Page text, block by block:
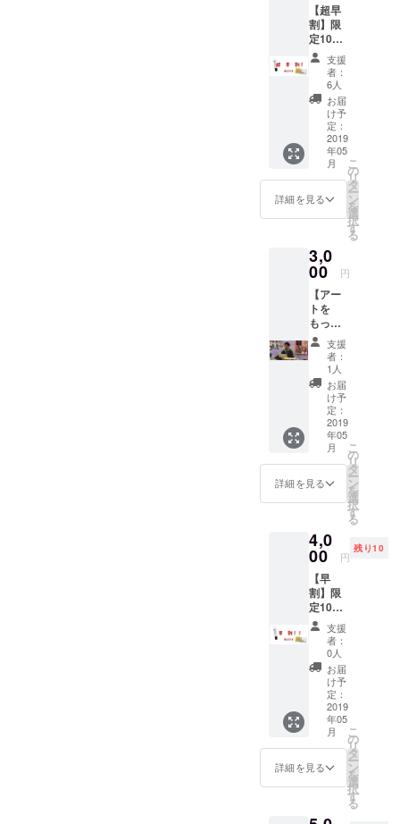
【超早
割】限
定10
名！ 〇
お礼の
メール
〇オリ
ジナル
トート
バッグ
natural
hearth
fabric
ポイン
ト保湿
（13g）
〇
natural
hearth
fabric
コール
ドプロ
セス
ソープ
（80g）
※メール
便の発
送とな
りま
す！
支援
者：
6人
お届
け予
定：
2019
年05
月
詳細を見る
こ
の
リ
タ
ー
ン
を
選
択
す
る
3,0
00 円
【アー
トを
もっと
身近
に！ス
ペシャ
ル体験
コー
ス】 ★
似顔絵
アー
ティス
トJERO
が似顔
絵書き
にいき
◎お礼
のメー
ルをお
送りさ
せてい
ただき
ます！
◎白黒
での似
顔絵に
なりま
す。（1
人追加
1000円
となり
ます、
すでに
支援
者：
1人
お届
け予
定：
2019
年05
月
詳細を見る
こ
の
リ
タ
ー
ン
を
選
択
す
る
4,0
00 円
残り10
【早
割】限
定10
名！ 〇
お礼の
メール
〇オリ
ジナル
トート
バッグ
natural
hearth
fabric
ポイン
ト保湿
支援
者：
0人
お届
け予
定：
2019
年05
月
詳細を見る
こ
の
リ
タ
ー
ン
を
選
択
す
る